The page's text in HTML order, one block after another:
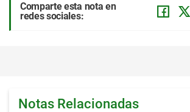
Comparte esta nota en
redes sociales:
Notas Relacionadas